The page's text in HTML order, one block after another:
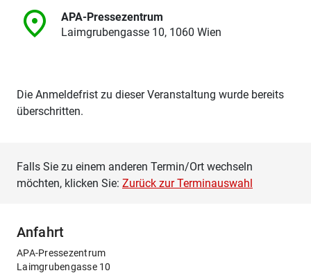
APA-Pressezentrum
Laimgrubengasse 10, 1060 Wien
Die Anmeldefrist zu dieser Veranstaltung wurde bereits
überschritten.
Falls Sie zu einem anderen Termin/Ort wechseln
möchten, klicken Sie: Zurück zur Terminauswahl
Anfahrt
APA-Pressezentrum
Laimgrubengasse 10